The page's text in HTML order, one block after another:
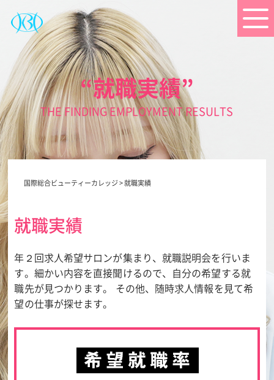
“就職実績”
THE FINDING EMPLOYMENT RESULTS
国際総合ビューティーカレッジ>就職実績
就職実績
年２回求人希望サロンが集まり、就職説明会を行いま
す。細かい内容を直接聞けるので、自分の希望する就
職先が見つかります。 その他、随時求人情報を見て希
望の仕事が探せます。